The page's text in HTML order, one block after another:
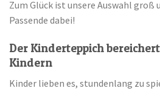
Zum Glück ist unsere Auswahl groß
Passende dabei!
Der Kinderteppich
Kindern
Kinder lieben es, stundenlang zu